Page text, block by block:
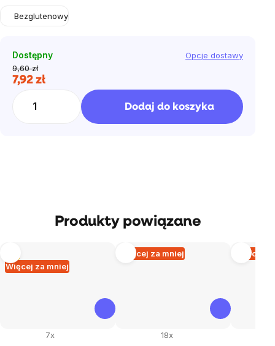
Bezglutenowy
Dostępny
Opcje dostawy
9,60 zł
7,92 złCena
jednostkowa:
Dodaj do koszyka
Produkty powiązane
Więcej za mniej
7x
Więcej za mniej
18x
Więcej